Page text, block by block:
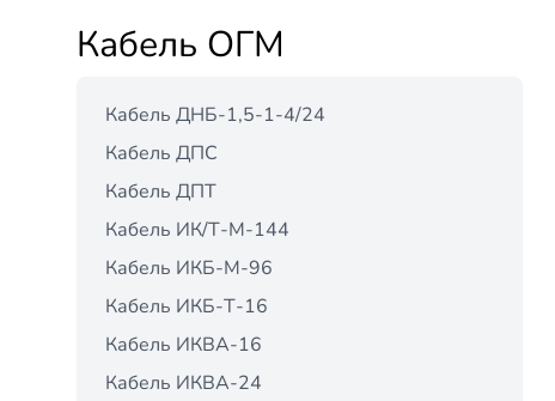
Кабель ОГМ
Кабель ДНБ-1,5-1-4/24
Кабель ДПС
Кабель ДПТ
Кабель ИК/Т-М-144
Кабель ИКБ-М-96
Кабель ИКБ-Т-16
Кабель ИКВА-16
Кабель ИКВА-24